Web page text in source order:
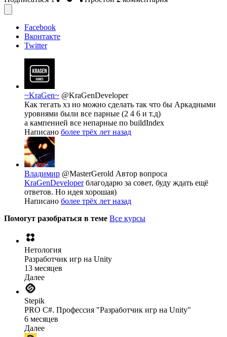
Facebook
Вконтакте
Twitter
~KraGen~ @KraGenDeveloper
Как тегать хз но можно сделать так что бы Аркадными
уровнями были все парные (2 4 6 и т.д)
а кампенией все непарные по buildIndex
Написано более трёх лет назад
Владимир @MasterGerold Автор вопроса
KraGenDeveloperблагодарю за совет, буду ждать ещё
ответов. Но идея хорошая)
Написано более трёх лет назад
Помогут разобраться в теме Все курсы
Нетология
Разработчик игр на Unity
13 месяцев
Далее
Stepik
PRO C#. Профессия "Разработчик игр на Unity"
6 месяцев
Далее